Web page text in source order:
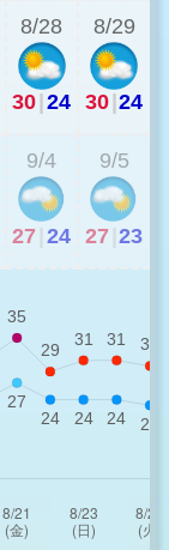
8/28
30|24
8/29
30|24
9/4
27 24
9/5
27 23